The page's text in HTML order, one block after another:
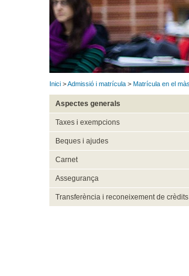
Inici >Admissió i matrícula > Matrícula en el
Aspectes generals
Taxes i exempcions
Beques i ajudes
Carnet
Assegurança
Transferència i reconeixement de crèdits